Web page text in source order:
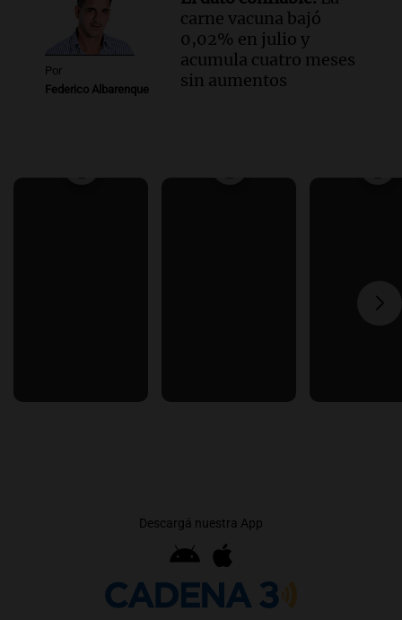
Por
Federico Albarenque
carne vacuna bajó
0,02% en julio y
acumula cuatro meses
sin aumentos
Descargá nuestra App